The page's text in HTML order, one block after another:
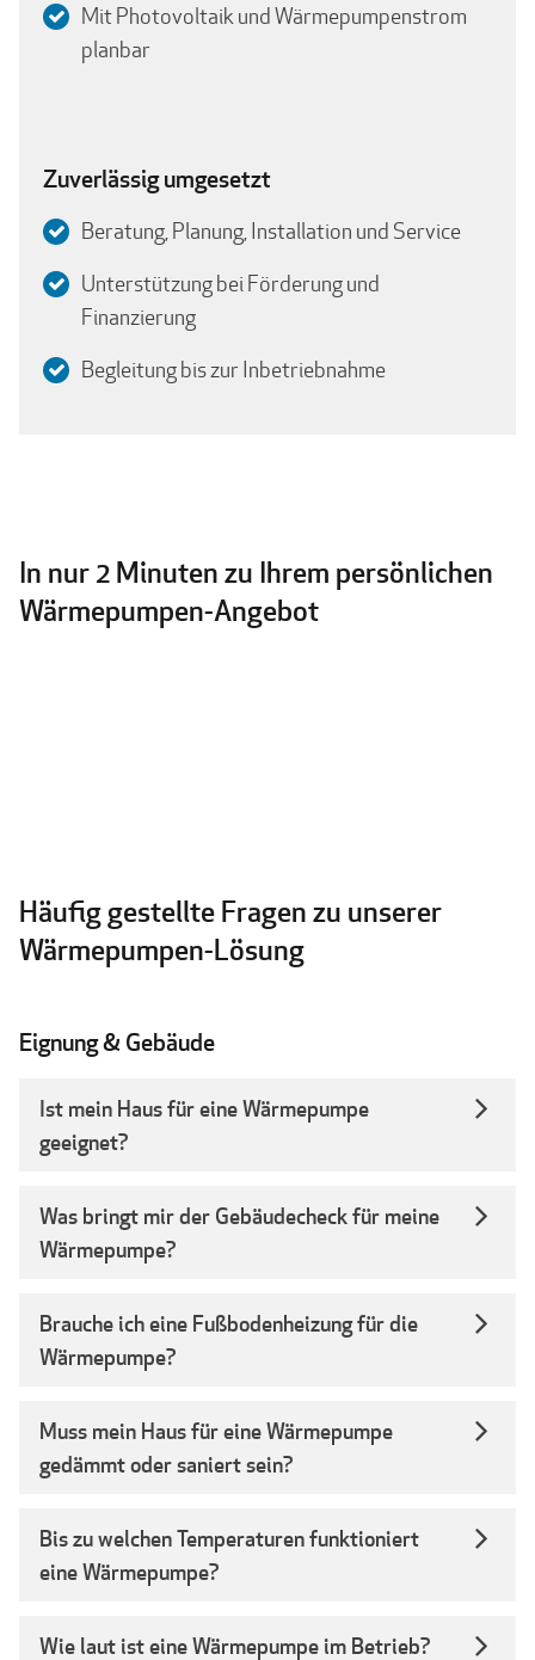
Mit Photovoltaik und Wärmepumpenstrom
planbar
Zuverlässig umgesetzt
Beratung, Planung, Installation und Service
Unterstützung bei Förderung und
Finanzierung
Begleitung bis zur Inbetriebnahme
In nur 2 Minuten zu Ihrem persönlichen
Wärmepumpen-Angebot
Häufig gestellte Fragen zu unserer
Wärmepumpen-Lösung
Eignung & Gebäude
Ist mein Haus für eine Wärmepumpe
geeignet?
Was bringt mir der Gebäudecheck für meine
Wärmepumpe?
Brauche ich eine Fußbodenheizung für die
Wärmepumpe?
Muss mein Haus für eine Wärmepumpe
gedämmt oder saniert sein?
Bis zu welchen Temperaturen funktioniert
eine Wärmepumpe?
Wie laut ist eine Wärmepumpe im Betrieb?